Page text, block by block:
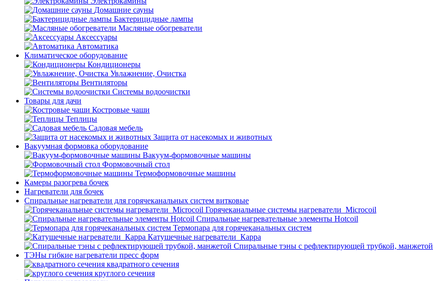
Домашние сауны
Бактерицидные лампы
Масляные обогреватели
Аксессуары
Автоматика
Климатическое оборудование
Кондиционеры
Увлажнение, Очистка
Вентиляторы
Системы водоочистки
Товары для дачи
Костровые чаши
Теплицы
Садовая мебель
Защита от насекомых и животных
Вакуумная формовка оборудование
Вакуум-формовочные машины
Формовочный стол
Термоформовочные машины
Камеры разогрева бочек
Нагреватели для бочек
Спиральные нагреватели для горячеканальных систем витковые
Горячеканальные системы нагреватели_Microcoil
Спиральные нагревательные элементы Hotcoil
Термопара для горячеканальных систем
Катушечные нагреватели_Карра
Спиральные тэны с рефлектирующей трубкой, манжетой
ТЭНы гибкие нагреватели пресс форм
квадратного сечения
круглого сечения